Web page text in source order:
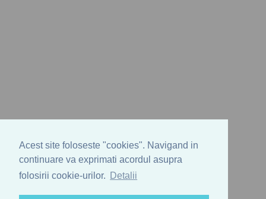
Acest site foloseste "cookies". Navigand in
continuare va exprimati acordul asupra
folosirii cookie-urilor.
Detalii